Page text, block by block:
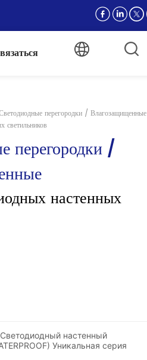
перегородки / Влагозащищенные
светильников
перегородки /
настенных
настенный
Уникальная серия